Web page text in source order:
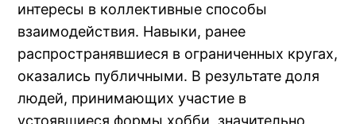
интересы в коллективные способы
взаимодействия. Навыки, ранее
распространявшиеся в ограниченных кругах,
оказались публичными. В результате доля
людей, принимающих участие в